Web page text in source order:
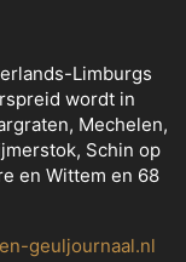
Limburgs
wordt in
Mechelen,
Schin op
en Wittem en 68
geuljournaal.nl